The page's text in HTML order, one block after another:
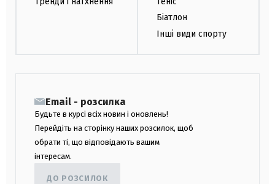
Біатлон
Інші види спорту
Email - розсилка
Будьте в курсі всіх новин і оновлень!
Перейдіть на сторінку наших розсилок, щоб
обрати ті, що відповідають вашим
інтересам.
ДО РОЗСИЛОК